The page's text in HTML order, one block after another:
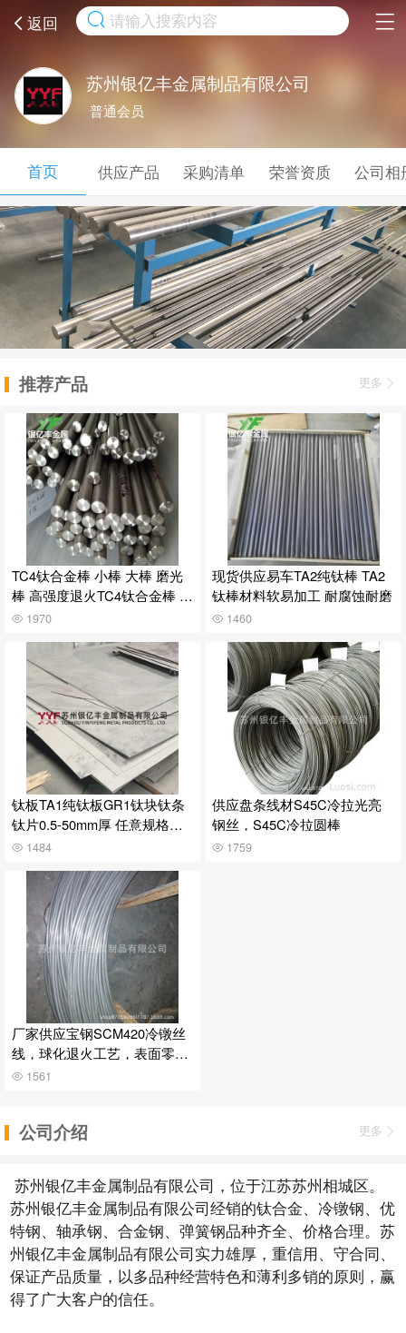
返回 取消
苏州银亿丰金属制品有限公司
普通会员
首页 供应产品 采购清单 荣誉资质 公司相
推荐产品 更多
TC4钛合金棒 小棒 大棒 磨光
棒 高强度退火TC4钛合金棒 可
零切1970
现货供应易车TA2纯钛棒 TA2
钛棒材料软易加工 耐腐蚀耐磨
1460
钛板TA1纯钛板GR1钛块钛条
钛片0.5-50mm厚 任意规格裁
剪加工
1484
供应盘条线材S45C冷拉光亮
钢丝，S45C冷拉圆棒
1759
厂家供应宝钢SCM420冷镦丝
线，球化退火工艺，表面零脱
碳 1561
公司介绍 更多
苏州银亿丰金属制品有限公司，位于江苏苏州相城区。
苏州银亿丰金属制品有限公司经销的钛合金、冷镦钢、优
特钢、轴承钢、合金钢、弹簧钢品种齐全、价格合理。苏
州银亿丰金属制品有限公司实力雄厚，重信用、守合同、
保证产品质量，以多品种经营特色和薄利多销的原则，赢
得了广大客户的信任。